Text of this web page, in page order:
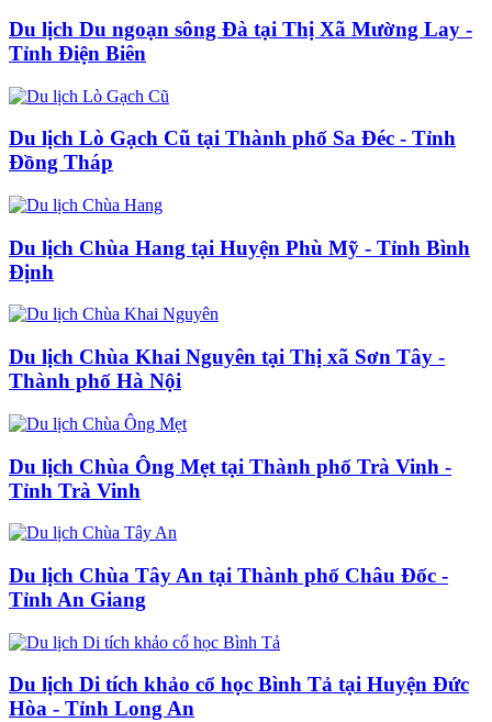
Du lịch Du ngoạn sông Đà tại Thị Xã Mường Lay -
Tỉnh Điện Biên
Du lịch Lò Gạch Cũ tại Thành phố Sa Đéc - Tỉnh
Đồng Tháp
Du lịch Chùa Hang tại Huyện Phù Mỹ - Tỉnh Bình
Định
Du lịch Chùa Khai Nguyên tại Thị xã Sơn Tây -
Thành phố Hà Nội
Du lịch Chùa Ông Mẹt tại Thành phố Trà Vinh -
Tỉnh Trà Vinh
Du lịch Chùa Tây An tại Thành phố Châu Đốc -
Tỉnh An Giang
Du lịch Di tích khảo cổ học Bình Tả tại Huyện Đức
Hòa - Tỉnh Long An